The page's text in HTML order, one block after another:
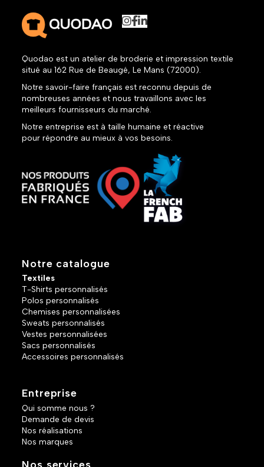
Quodao est un atelier de broderie et impression textile
situé au 162 Rue de Beaugé, Le Mans (72000).
Notre savoir-faire français est reconnu depuis de
nombreuses années et nous travaillons avec les
meilleurs fournisseurs du marché.
Notre entreprise est à taille humaine et réactive
pour répondre au mieux à vos besoins.
Notre catalogue
Textiles
T-Shirts personnalisés
Polos personnalisés
Chemises personnalisées
Sweats personnalisés
Vestes personnalisées
Sacs personnalisés
Accessoires personnalisés
Entreprise
Qui somme nous ?
Demande de devis
Nos réalisations
Nos marques